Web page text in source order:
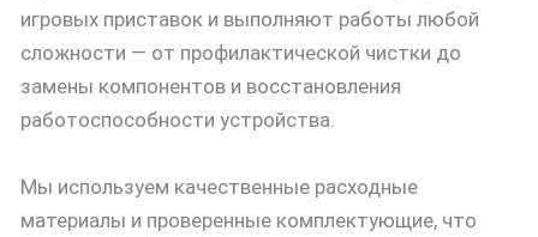
игровых приставок и выполняют работы любой
сложности — от профилактической чистки до
замены компонентов и восстановления
работоспособности устройства.
Мы используем качественные расходные
материалы и проверенные комплектующие, что